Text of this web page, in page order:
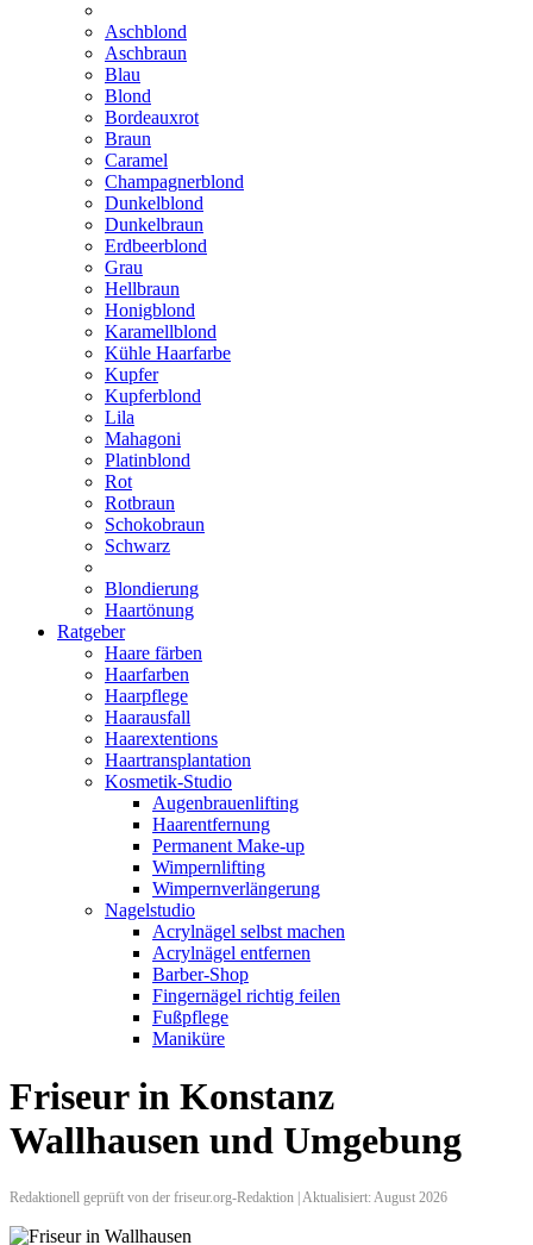
Aschblond
Aschbraun
Blau
Blond
Bordeauxrot
Braun
Caramel
Champagnerblond
Dunkelblond
Dunkelbraun
Erdbeerblond
Grau
Hellbraun
Honigblond
Karamellblond
Kühle Haarfarbe
Kupfer
Kupferblond
Lila
Mahagoni
Platinblond
Rot
Rotbraun
Schokobraun
Schwarz
Blondierung
Haartönung
Ratgeber
Haare färben
Haarfarben
Haarpflege
Haarausfall
Haarextentions
Haartransplantation
Kosmetik-Studio
Augenbrauenlifting
Haarentfernung
Permanent Make-up
Wimpernlifting
Wimpernverlängerung
Nagelstudio
Acrylnägel selbst machen
Acrylnägel entfernen
Barber-Shop
Fingernägel richtig feilen
Fußpflege
Maniküre
Friseur in Konstanz
Wallhausen und Umgebung
Redaktionell geprüft von der friseur.org-Redaktion | Aktualisiert: August 2026